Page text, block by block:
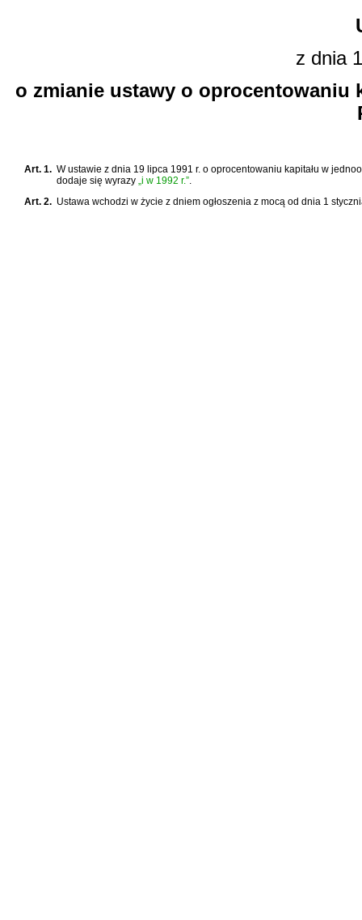
z dnia
o zmianie ustawy o oprocentowaniu
Art. 1. Wustawie z dnia 19 lipca 1991 r. o oprocentowaniu kapitału w
dodaje się wyrazy „i w 1992 r.”.
Art. 2. Ustawa wchodzi w życie z dniem ogłoszenia z mocą od dnia 1